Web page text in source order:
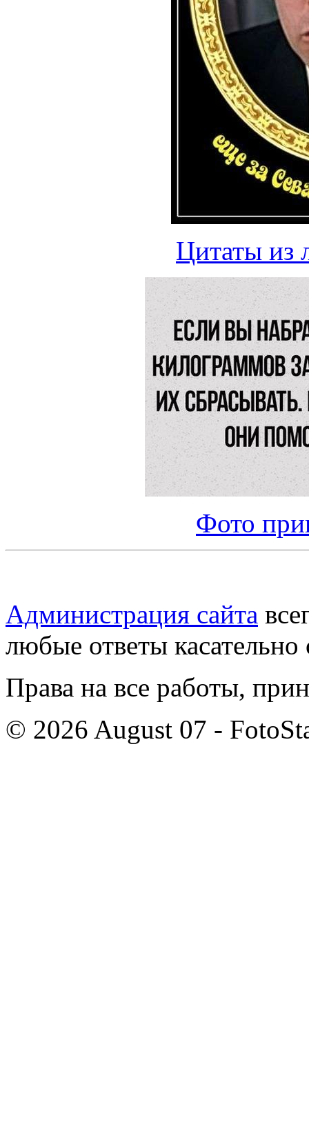
Цитаты
Фото
Администрация сайта
любые ответы касательно
Права на все работы,
© 2026 August 07 -